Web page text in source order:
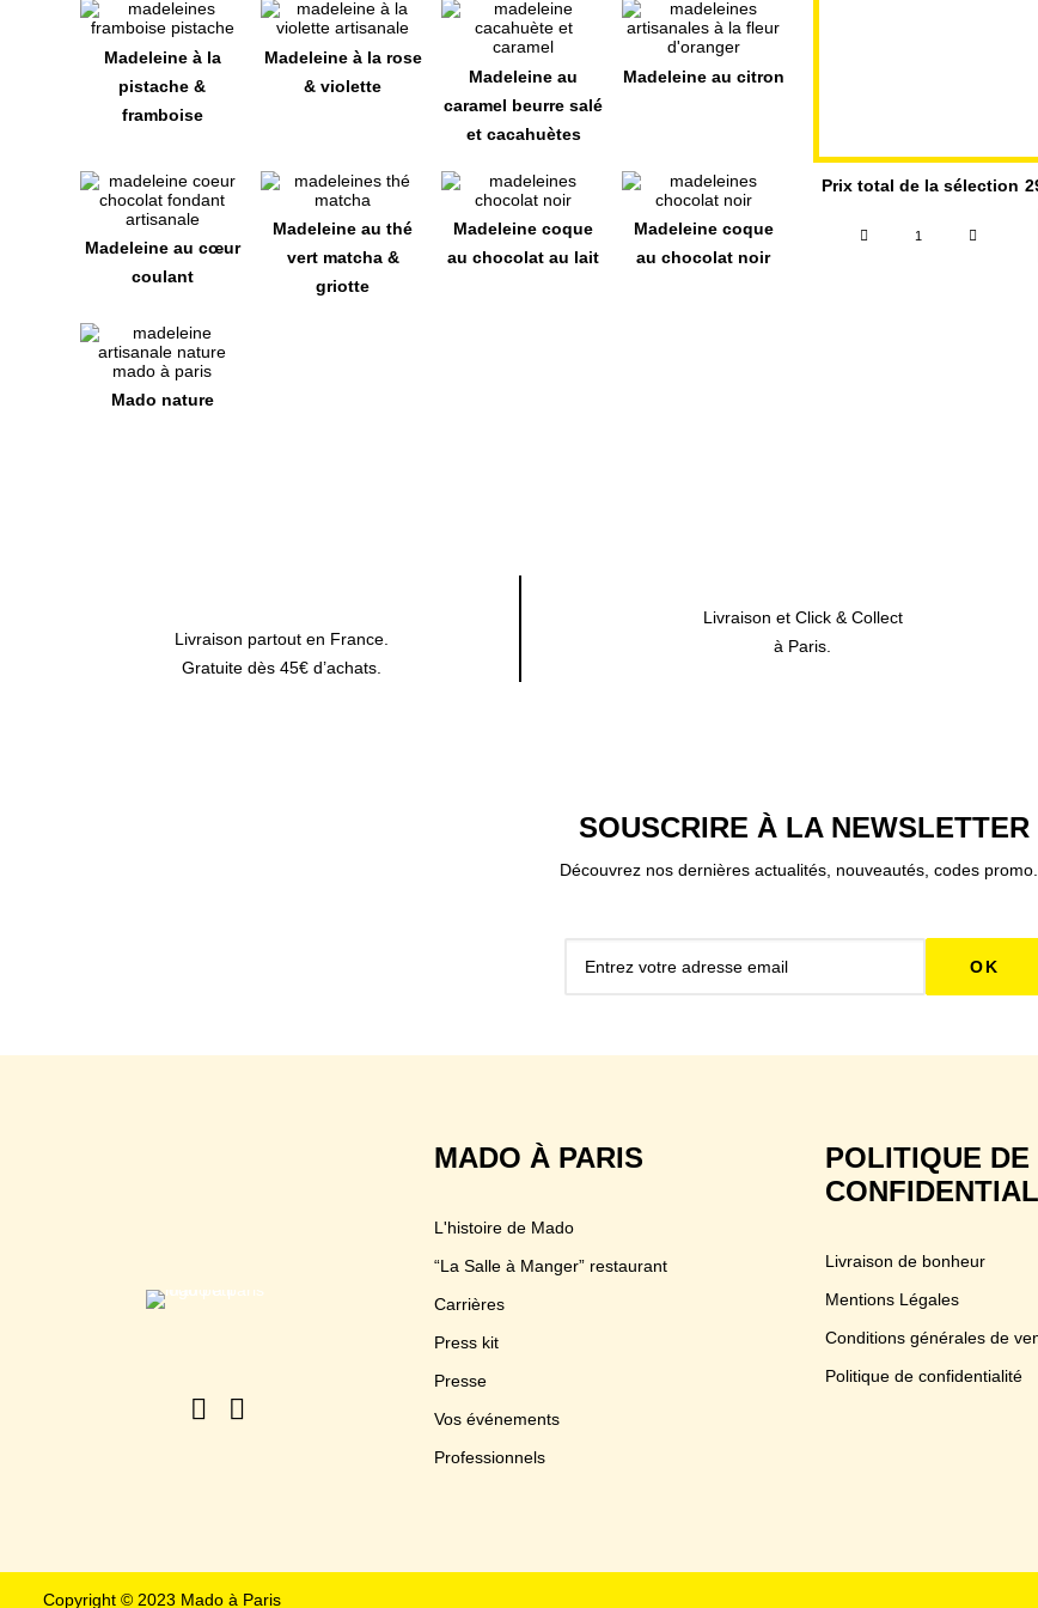
Madeleine à la
pistache &
framboise
Madeleine à la rose
& violette
Madeleine au
caramel beurre salé
et cacahuètes
Madeleine au citron
Madeleine au cœur
coulant
Madeleine au thé
vert matcha &
griotte
Madeleine coque
au chocolat au lait
Madeleine coque
au chocolat noir
Mado nature
Prix total de la sélection
Livraison partout en France.
Gratuite dès 45€ d’achats.
Livraison et Click & Collect
à Paris.
SOUSCRIRE À LA NEWSLETTER
Découvrez nos dernières actualités, nouveautés, codes promo...
MADO À PARIS
L'histoire de Mado
“La Salle à Manger” restaurant
Carrières
Press kit
Presse
Vos événements
Professionnels
POLITIQUE DE
Livraison de bonheur
Mentions Légales
Conditions générales de
Politique de confidentialité
Copyright © 2023 Mado à Paris